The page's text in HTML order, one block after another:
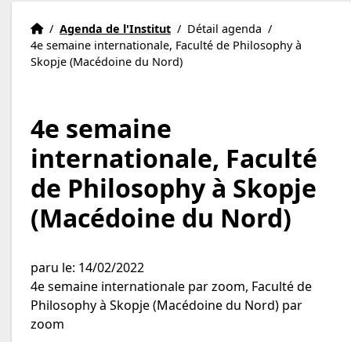
Institut Eric Weil
Accueil
/ Agenda de l'Institut / Détail agenda /
4e semaine internationale, Faculté de Philosophy à
Skopje (Macédoine du Nord)
4e semaine
internationale, Faculté
de Philosophy à Skopje
(Macédoine du Nord)
paru le: 14/02/2022
4e semaine internationale par zoom, Faculté de
Philosophy à Skopje (Macédoine du Nord) par
zoom